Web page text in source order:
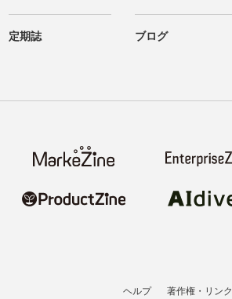
定期誌 ブログ
ヘルプ 著作権・リンク